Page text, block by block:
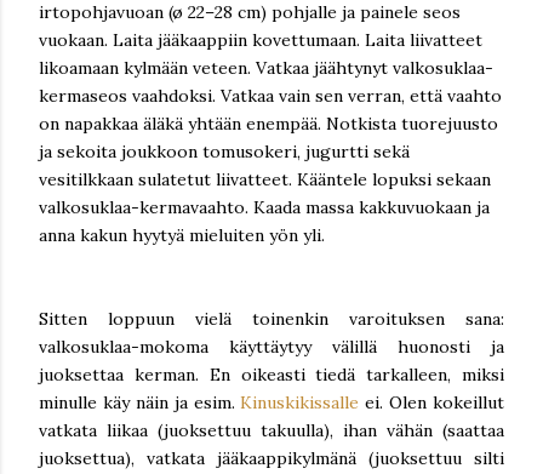
irtopohjavuoan (ø 22–28 cm) pohjalle ja painele seos
vuokaan. Laita jääkaappiin kovettumaan. Laita liivatteet
likoamaan kylmään veteen. Vatkaa jäähtynyt valkosuklaa-
kermaseos vaahdoksi. Vatkaa vain sen verran, että vaahto
on napakkaa äläkä yhtään enempää. Notkista tuorejuusto
ja sekoita joukkoon tomusokeri, jugurtti sekä
vesitilkkaan sulatetut liivatteet. Kääntele lopuksi sekaan
valkosuklaa-kermavaahto. Kaada massa kakkuvuokaan ja
anna kakun hyytyä mieluiten yön yli.
Sitten loppuun vielä toinenkin varoituksen sana:
valkosuklaa-mokoma käyttäytyy välillä huonosti ja
juoksettaa kerman. En oikeasti tiedä tarkalleen, miksi
minulle käy näin ja esim.Kinuskikissalle ei. Olen kokeillut
vatkata liikaa (juoksettuu takuulla), ihan vähän (saattaa
juoksettua), vatkata jääkaappikylmänä (juoksettuu silti